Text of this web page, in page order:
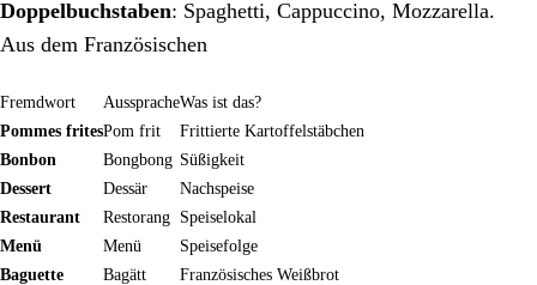
Doppelbuchstaben: Spaghetti, Cappuccino, Mozzarella.
Aus dem Französischen
Fremdwort AusspracheWas ist das?
Pommes fritesPom frit
Frittierte Kartoffelstäbchen
Bonbon
Bongbong Süßigkeit
Dessert
Dessär
Nachspeise
Restaurant
Restorang Speiselokal
Menü
Menü
Speisefolge
Baguette
Bagätt Französisches Weißbrot